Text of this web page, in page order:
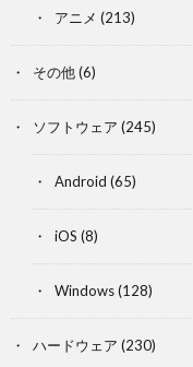
アニメ (213)
その他(6)
ソフトウェア (245)
Android (65)
iOS (8)
Windows(128)
ハードウェア (230)